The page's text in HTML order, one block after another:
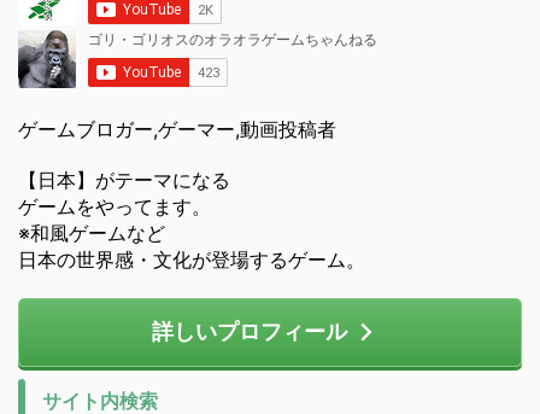
ゲームブロガー,ゲーマー,動画投稿者
【日本】がテーマになる
ゲームをやってます。
※和風ゲームなど
日本の世界感・文化が登場するゲーム。
詳しいプロフィール
サイト内検索